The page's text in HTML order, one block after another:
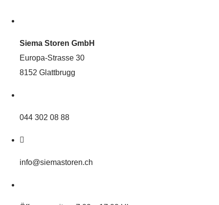
Siema Storen GmbH
Europa-Strasse 30
8152 Glattbrugg
044 302 08 88
info@siemastoren.ch